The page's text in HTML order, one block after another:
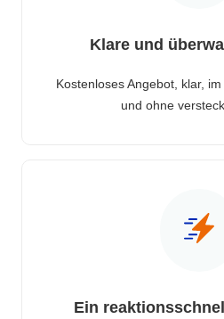
Klare und
Kostenloses Angebot, klar,
und ohne
Ein